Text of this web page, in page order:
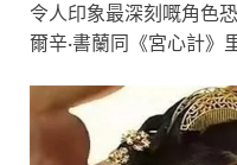
令人印象最深刻嘅角色
爾辛·書蘭同《宮心計》